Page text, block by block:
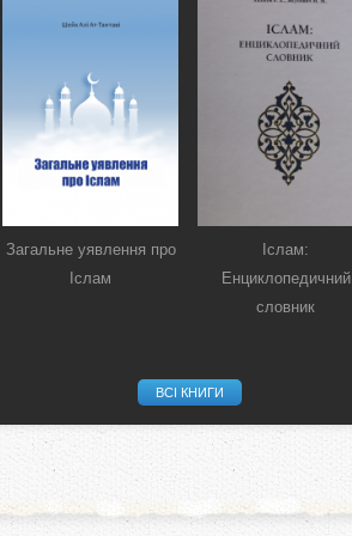
Загальне уявлення про
Іслам
Іслам:
Енциклопедичний
словник
ВСІ КНИГИ